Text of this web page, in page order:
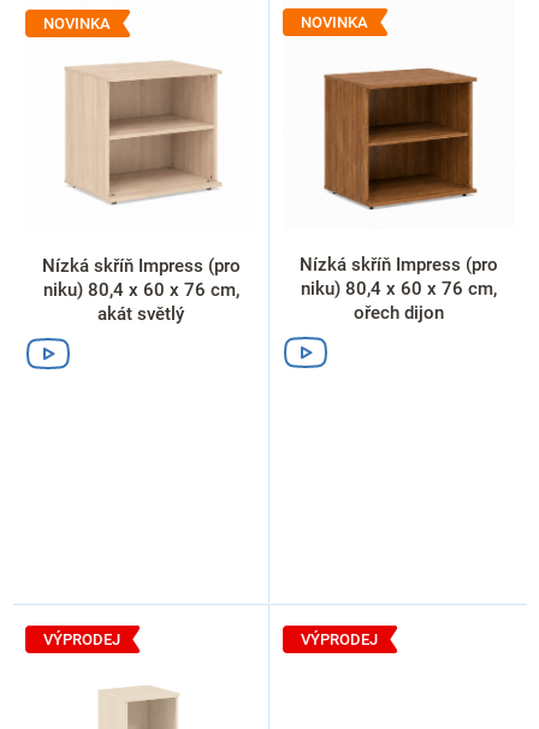
NOVINKA
Nízká skříň Impress (pro
niku) 80,4 x 60 x 76 cm,
akát světlý
NOVINKA
Nízká skříň Impress (pro
niku) 80,4 x 60 x 76 cm,
ořech dijon
VÝPRODEJ VÝPRODEJ